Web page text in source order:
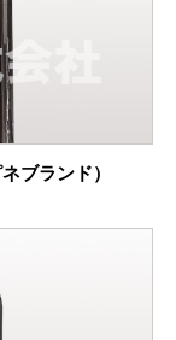
ブランド）